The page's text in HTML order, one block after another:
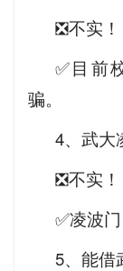
❎不实！
✅目前
骗。
4、武大
❎不实！
✅凌波
5、能借